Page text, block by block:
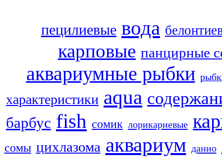
пецилиевые вода
карповые панцирные
аквариумные рыбки
характеристики aqua
барбус fish сомик лорикариевые
сомы цихлазома аквариум данио